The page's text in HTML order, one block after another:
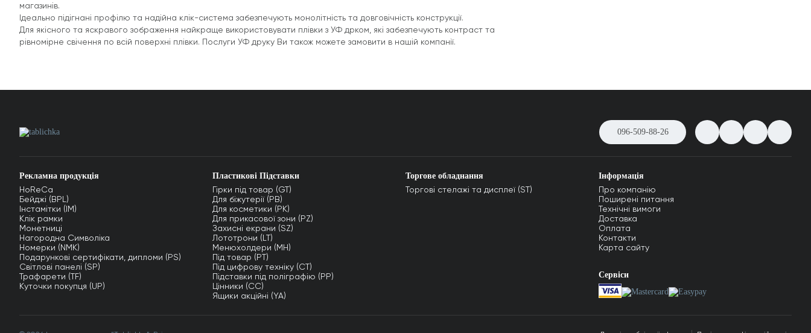
магазинів.
Ідеально підігнані профілю та надійна клік-система забезпечують монолітність та довговічність конструкції.
Для якісного та яскравого зображення найкраще використовувати плівки з УФ дрком, які забезпечують контраст та
рівномірне свічення по всій поверхні плівки. Послуги УФ друку Ви також можете замовити в нашій компанії.
096-509-88-26
Рекламна продукція
HoReCa
Бейджі (BPL)
Інстамітки (IM)
Клік рамки
Монетниці
Нагородна Символіка
Номерки (NMK)
Подарункові сертифікати, дипломи (PS)
Світлові панелі (SP)
Трафарети (TF)
Куточки покупця (UP)
Пластикові Підставки
Гірки під товар (GT)
Для біжутерії (PB)
Для косметики (PK)
Для прикасової зони (PZ)
Захисні екрани (SZ)
Лототрони (LT)
Менюхолдери (MH)
Під товар (PT)
Під цифрову техніку (CT)
Підставки під поліграфію (PP)
Цінники (СС)
Ящики акційні (YA)
Торгове обладнання
Торгові стелажі та дисплеї (ST)
Інформація
Про компанію
Поширені питання
Технічні вимоги
Доставка
Оплата
Контакти
Карта сайту
Сервіси